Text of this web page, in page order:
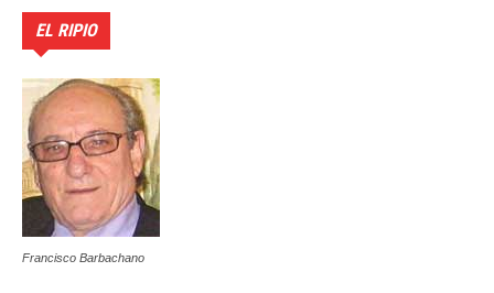
EL RIPIO
Francisco Barbachano